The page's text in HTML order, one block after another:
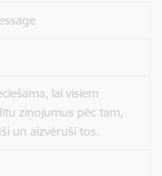
lai visiem
ziņojumus pēc tam,
un aizvēruši tos.